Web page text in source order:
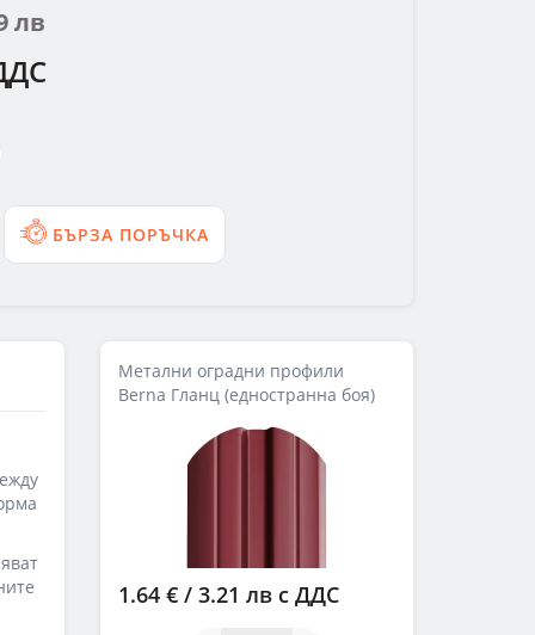
лв
БЪРЗА ПОРЪЧКА
Метални оградни профили
Berna Гланц (едностранна боя)
1.64 € / 3.21 лвс ДДС